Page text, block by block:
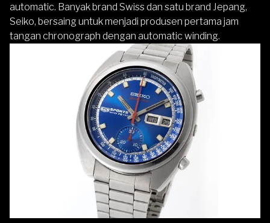
automatic. Banyak brand Swiss dan satu brand Jepang,
Seiko, bersaing untuk menjadi produsen pertama jam
tangan chronograph dengan automatic winding.